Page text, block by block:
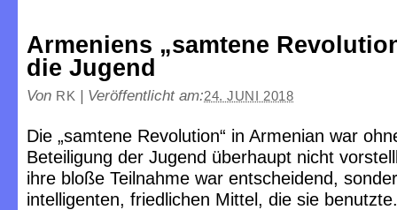
Armeniens „samtene
die Jugend
Von RK | Veröffentlicht am:24. JUNI 2018
Die „samtene Revolution“ in Armenian war
Beteiligung der Jugend überhaupt nicht
ihre bloße Teilnahme war entscheidend,
intelligenten, friedlichen Mittel, die sie benutzte.